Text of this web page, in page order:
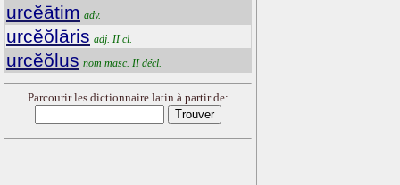
urcĕātim adv.
urcĕŏlāris adj. II cl.
urcĕŏlus nom masc. II décl.
Parcourir les dictionnaire latin à partir de: